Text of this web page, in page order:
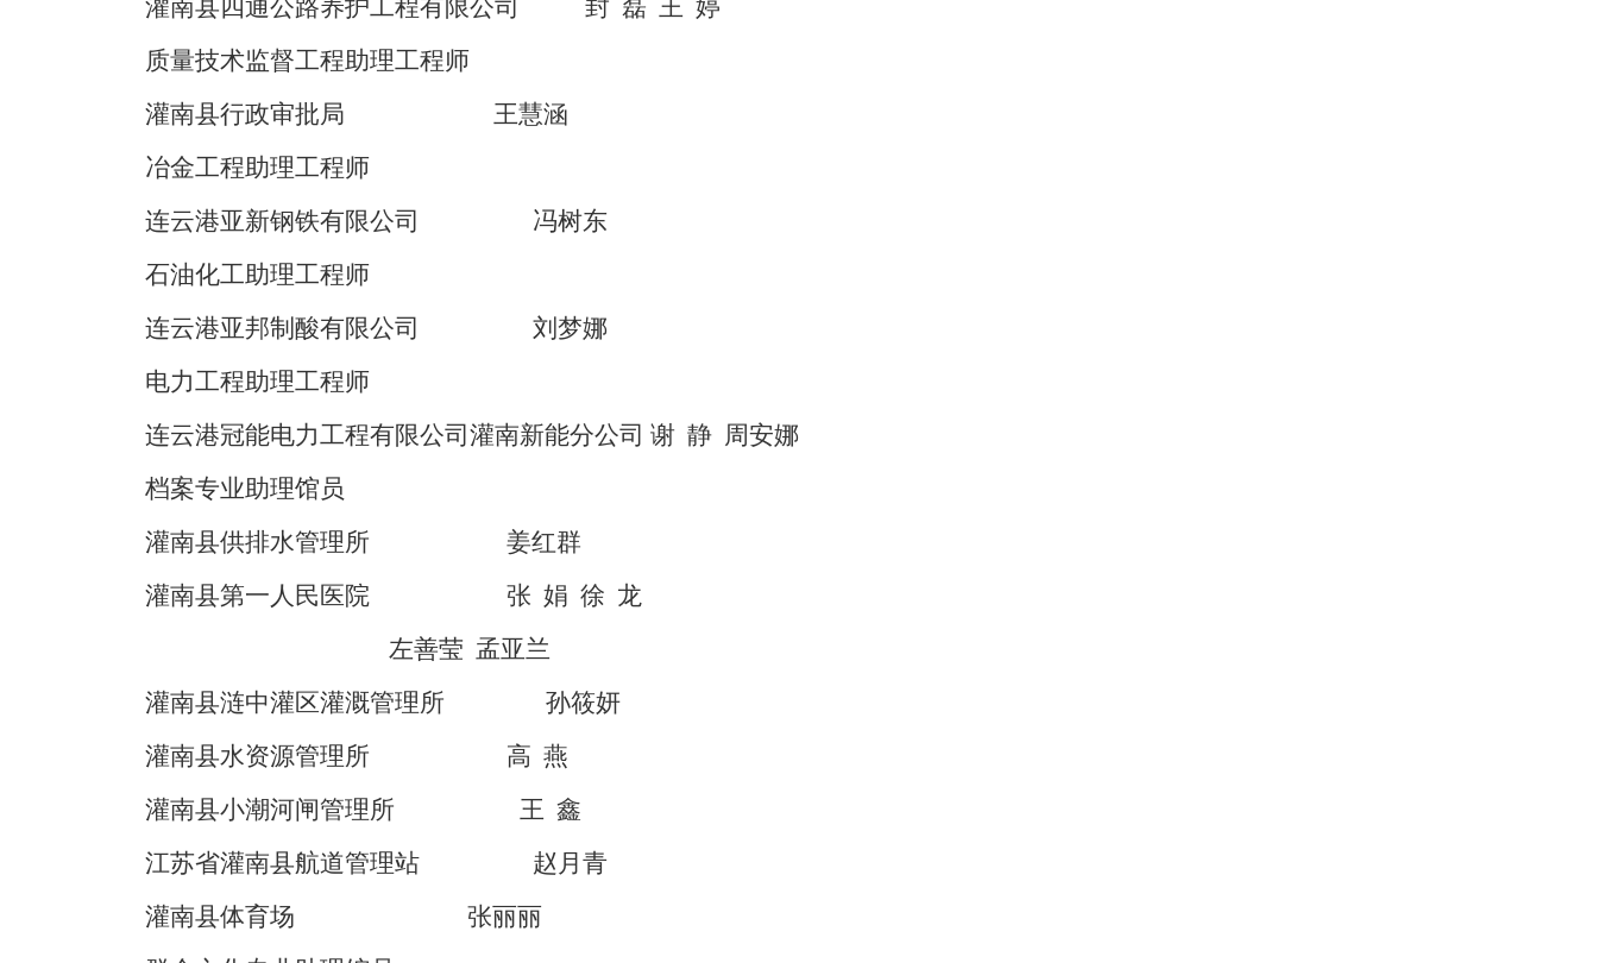
灌南县四通公路养护工程有限公司
封 磊 王 婷
质量技术监督工程助理工程师
灌南县行政审批局
王慧涵
冶金工程助理工程师
连云港亚新钢铁有限公司
冯树东
石油化工助理工程师
连云港亚邦制酸有限公司
刘梦娜
电力工程助理工程师
连云港冠能电力工程有限公司灌南新能分公司 谢 静 周安娜
档案专业助理馆员
灌南县供排水管理所
姜红群
灌南县第一人民医院
张 娟 徐 龙
左善莹 孟亚兰
灌南县涟中灌区灌溉管理所
孙筱妍
灌南县水资源管理所
高 燕
灌南县小潮河闸管理所
王 鑫
江苏省灌南县航道管理站
赵月青
灌南县体育场
张丽丽